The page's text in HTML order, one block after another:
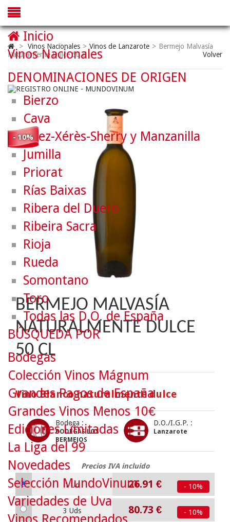
> Vinos Nacionales > Vinos de Lanzarote > Bermejo Malvasía
Naturalmente Dulce 50 cl
Volver
- 10%
BERMEJO MALVASÍA
NATURALMENTE DULCE
50 CL
Vino Blanco naturalmente dulce
Bodega :
BODEGAS LOS
BERMEJOS
D.O./I.G.P. :
Lanzarote
Precios IVA incluido
1 Ud 26.91 € - 10%
3 Uds 80.73 € - 10%
Inicio
Vinos Nacionales
DENOMINACIONES DE ORIGEN
Bierzo
Cava
Jerez-Xérès-Sherry y Manzanilla
Jumilla
Priorat
Rías Baixas
Ribera del Duero
Ribeira Sacra
Rioja
Rueda
Somontano
Toro
Todas las D.O. de España
BÚSQUEDA POR
Bodegas
Colección Vinos Mágnum
Grandes Pagos de España
Grandes Vinos Menos 10€
Ediciones Limitadas
La Liga del 99
Novedades
Selección MundoVinum
Variedades de Uva